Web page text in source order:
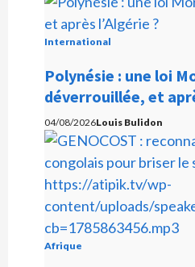
International
Polynésie : une loi
déverrouillée, et
04/08/2026Louis Bulidon
Afrique